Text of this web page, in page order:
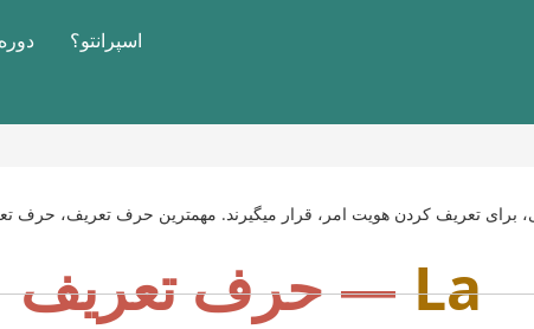
اسپرانتو؟
برای تعریف کردن هویت امر، قرار میگیرند. مهمترین حرف تعریف، حرف
La— حرف تعریف